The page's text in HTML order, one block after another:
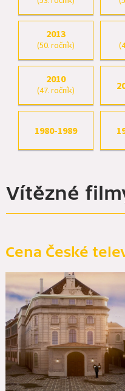
2013
(50. ročník)
2010
(47. ročník)
1980-1989
Vítězné
Cena České